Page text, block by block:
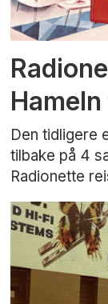
Den tidligere
tilbake på 4
Radionette